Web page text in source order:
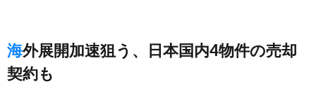
海外展開加速狙う、日本国内4物件の売却
契約も